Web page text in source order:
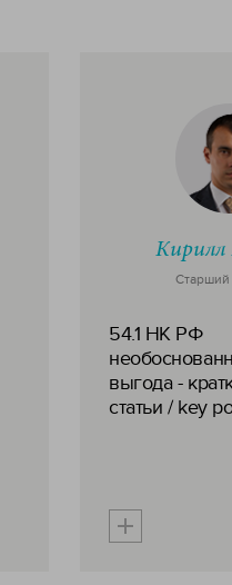
Кирилл
Старший
54.1 НК РФ
выгода -
статьи / key